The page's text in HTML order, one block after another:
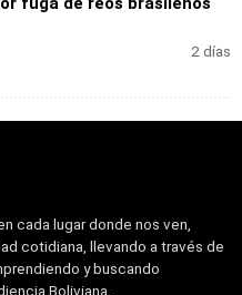
2 días
cada lugar donde nos ven,
cotidiana, llevando a través de
y buscando
Boliviana.